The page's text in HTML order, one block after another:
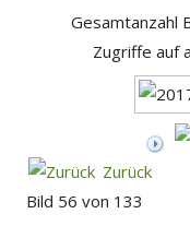
Gesamtanzahl
Zugriffe auf
Zurück
Bild 56 von 133